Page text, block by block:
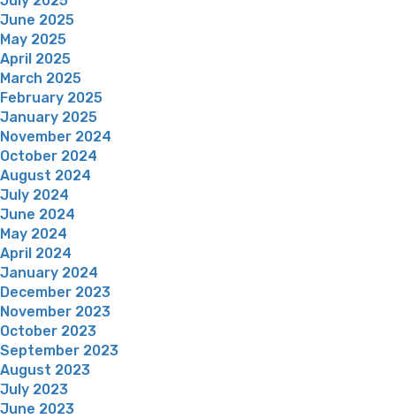
June 2025
May 2025
April 2025
March 2025
February 2025
January 2025
November 2024
October 2024
August 2024
July 2024
June 2024
May 2024
April 2024
January 2024
December 2023
November 2023
October 2023
September 2023
August 2023
July 2023
June 2023